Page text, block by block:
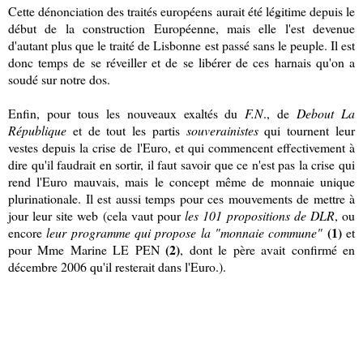
Cette dénonciation des traités européens aurait été légitime depuis le
début de la construction Européenne, mais elle l'est devenue
d'autant plus que le traité de Lisbonne est passé sans le peuple. Il est
donc temps de se réveiller et de se libérer de ces harnais qu'on a
soudé sur notre dos.
Enfin, pour tous les nouveaux exaltés du F.N., de Debout La
République et de tout les partis souverainistesqui tournent leur
vestes depuis la crise de l'Euro, et qui commencent effectivement à
dire qu'il faudrait en sortir, il faut savoir que ce n'est pas la crise qui
rend l'Euro mauvais, mais le concept même de monnaie unique
plurinationale. Il est aussi temps pour ces mouvements de mettre à
jour leur site web (cela vaut pourles 101 propositions de DLR, ou
encoreleur programme qui propose la "monnaie commune" (1)et
pour Mme Marine LE PEN(2), dont le père avait confirmé en
décembre 2006 qu'il resterait dans l'Euro.).